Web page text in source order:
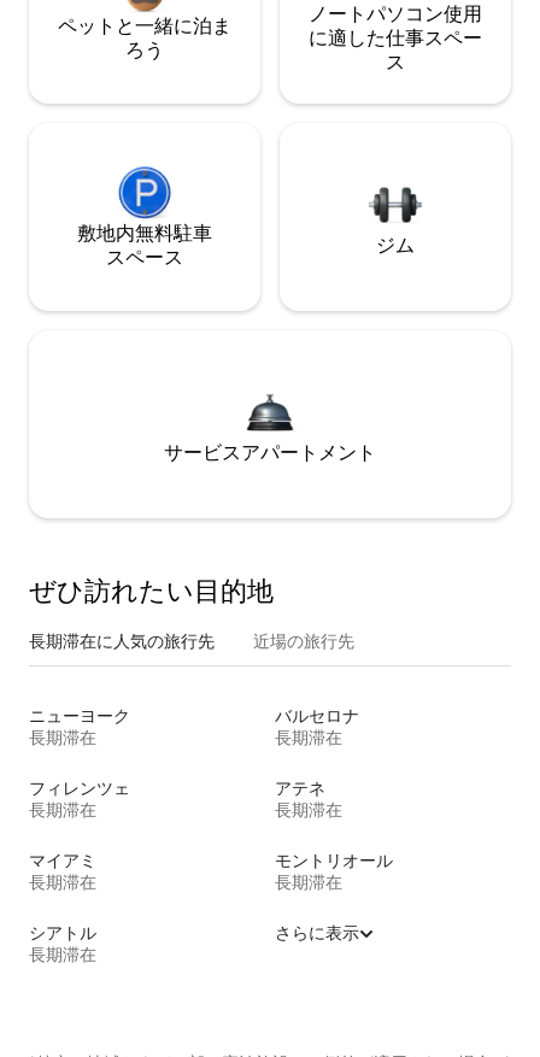
ペットと一緒に泊ま
ろう
ノートパソコン使用
に適した仕事スペー
ス
敷地内無料駐⁠車
ス⁠ペ⁠ー⁠ス
ジム
サービスアパートメント
ぜひ訪⁠れ⁠た⁠い目⁠的⁠地
長期滞在に人気の旅行先 近場の旅行先
ニューヨーク
長期滞在
バルセロナ
長期滞在
フィレンツェ
長期滞在
アテネ
長期滞在
マイアミ
長期滞在
モントリオール
長期滞在
シアトル
長期滞在
さらに表示